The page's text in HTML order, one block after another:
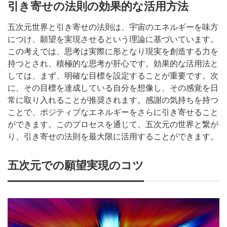
引き寄せの法則の効果的な活用方法
五次元世界と引き寄せの法則は、宇宙のエネルギーを味方
につけ、願望を実現させるという理論に基づいています。
この考えでは、思考は実際に形となり現実を創造する力を
持つとされ、積極的な思考が肝心です。効果的な活用法と
しては、まず、明確な目標を設定することが重要です。次
に、その目標を達成している自分を想像し、その感覚を日
常に取り入れることが推奨されます。感謝の気持ちを持つ
ことで、ポジティブなエネルギーをさらに引き寄せること
ができます。このプロセスを通じて、五次元の世界と繋が
り、引き寄せの法則を最大限に活用することができます。
五次元での願望実現のコツ